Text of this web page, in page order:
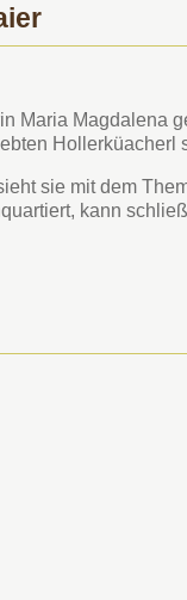
Maria Magdalena
Hollerküacherl
sie mit dem
kann